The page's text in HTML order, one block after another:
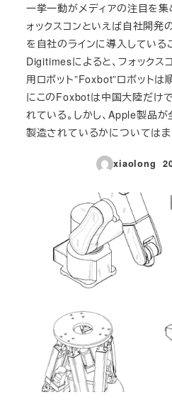
一挙一動がメディアの注目を集
ォックスコンといえば自社開発
を自社のラインに導入している
Digitimesによると、フォック
用ロボット”Foxbot”ロボットは
にこのFoxbotは中国大陸だけ
れている。しかし、Apple製品
製造されているかについてはま
xiaolong